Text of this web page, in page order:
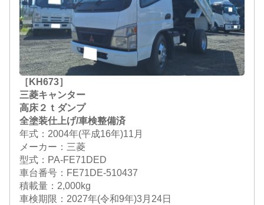
［KH673］
三菱キャンター
高床２ｔダンプ
全塗装仕上げ/車検整備済
年式：2004年(平成16年)11月
メーカー：三菱
型式：PA-FE71DED
車台番号：FE71DE-510437
積載量：2,000kg
車検期限： 2027年(令和9年)3月24日